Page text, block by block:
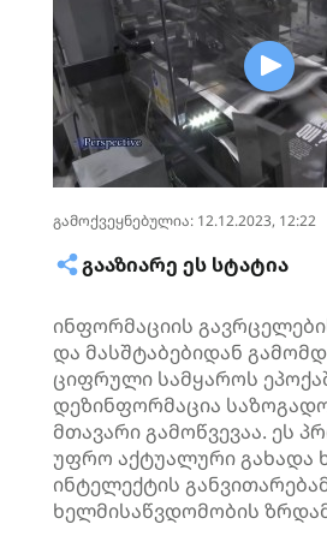
გამოქვეყნებულია: 12.12.2023, 12:22
ᲒᲐᲐᲖᲘᲐᲠᲔ ᲔᲡ ᲡᲢᲐᲢᲘᲐ
ინფორმაციის
და მასშტაბებიდან
ციფრული სამყაროს
დეზინფორმაცია
მთავარი გამოწვევაა. ეს
უფრო აქტუალური გახადა
ინტელექტის
ხელმისაწვდომობის